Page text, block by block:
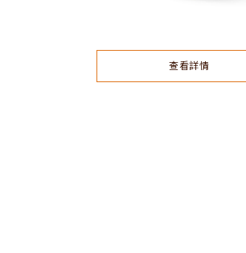
查看詳情